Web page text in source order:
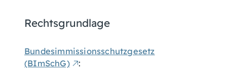
Rechtsgrundlage
Bundesimmissionsschutzgesetz
(BImSchG)
: